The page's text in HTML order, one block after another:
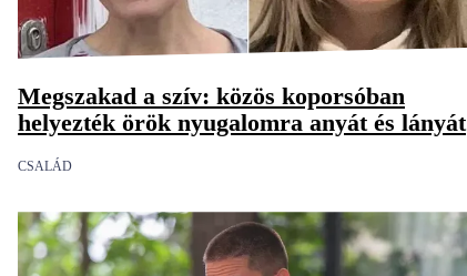
Megszakad a szív: közös koporsóban
helyezték örök nyugalomra anyát és lányát
CSALÁD